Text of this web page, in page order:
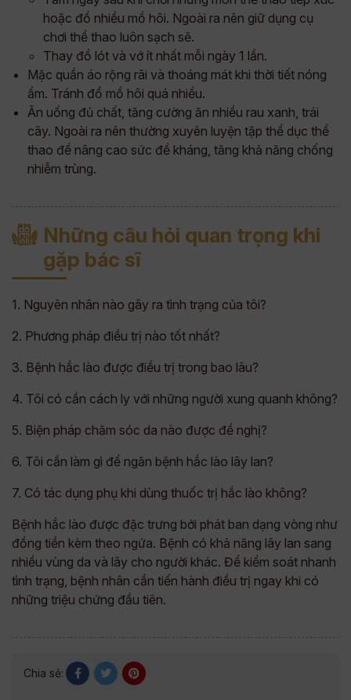
hoặc đổ nhiều mồ hôi. Ngoài ra nên giữ dụng cụ
chơi thể thao luôn sạch sẽ.
Thay đồ lót và vớ ít nhất mỗi ngày 1 lần.
Mặc quần áo rộng rãi và thoáng mát khi thời tiết nóng
ẩm. Tránh đổ mồ hôi quá nhiều.
Ăn uống đủ chất, tăng cường ăn nhiều rau xanh, trái
cây. Ngoài ra nên thường xuyên luyện tập thể dục thể
thao để nâng cao sức đề kháng, tăng khả năng chống
nhiễm trùng.
Những câu hỏi quan trọng khi
gặp bác sĩ
1. Nguyên nhân nào gây ra tình trạng của tôi?
2. Phương pháp điều trị nào tốt nhất?
3. Bệnh hắc lào được điều trị trong bao lâu?
4. Tôi có cần cách ly với những người xung quanh không?
5. Biện pháp chăm sóc da nào được đề nghị?
6. Tôi cần làm gì để ngăn bệnh hắc lào lây lan?
7. Có tác dụng phụ khi dùng thuốc trị hắc lào không?
Bệnh hắc lào được đặc trưng bởi phát ban dạng vòng như
đồng tiền kèm theo ngứa. Bệnh có khả năng lây lan sang
nhiều vùng da và lây cho người khác. Để kiểm soát nhanh
tình trạng, bệnh nhân cần tiến hành điều trị ngay khi có
những triệu chứng đầu tiên.
Chia sẻ: